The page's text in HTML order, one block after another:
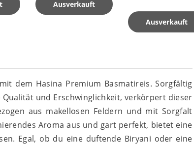
Ausverkauft
Ausverkauft
dem Hasina Premium Basmatireis. Sorgfältig
und Erschwinglichkeit, verkörpert dieser
aus makellosen Feldern und mit Sorgfalt
Aroma aus und gart perfekt, bietet eine
Egal, ob du eine duftende Biryani oder eine